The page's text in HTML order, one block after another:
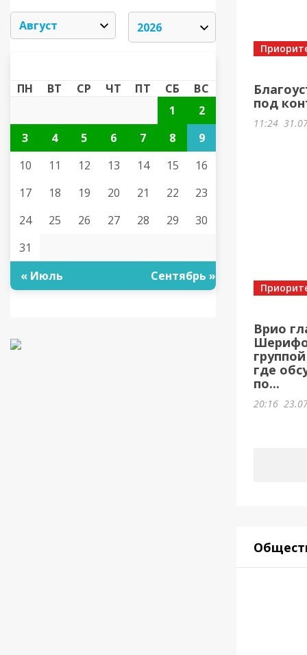
ПН ВТ СР ЧТ ПТ СБ
ВС
1
2
3
4 5 6 7 8
9
10
11 12 13 14 15
16
17
18 19 20 21 22
23
24
25 26 27 28 29
30
31
« Июль
Сентябрь »
под
11:24
Врио
где
по...
20:16